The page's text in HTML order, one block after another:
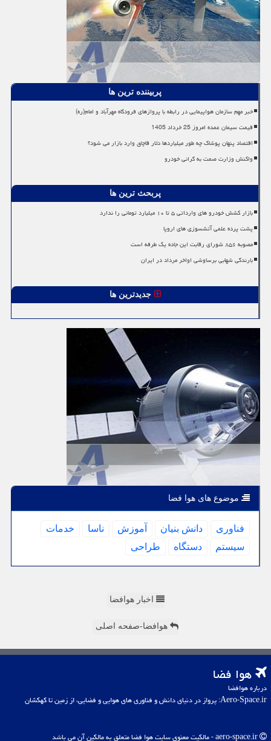
پربیننده ترین ها
خبر مهم سازمان هواپیمایی در رابطه با پروازهای فرودگاه مهرآباد و امام(ره)
قیمت سیمان عمده امروز 25 خرداد 1405
اقتصاد پنهان پوشاک چه طور میلیاردها دلار قاچاق وارد بازار می شود؟
واکنش وزارت صمت به گرانی خودرو
پربحث ترین ها
بازار کشش خودرو های وارداتی ۵ تا ۱۰ میلیارد تومانی را ندارد
پشت پرده علمی آتشسوزی های اروپا
مصوبه ۸۵۶ شورای رقابت این جاده یک طرفه است
بارندگی شهابی برساوشی اواخر مرداد در ایران
جدیدترین ها
موضوع های هوا فضا
فناوری دانش بنیان آموزش ناسا
خدمات
سیستم
دستگاه طراحی
اخبار هوافضا
هوافضا-صفحه اصلی
هوا فضا
درباره هوافضا
Aero-Space.ir: پرواز در دنیای دانش و فناوری های هوایی و فضایی، از زمین تا کهکشان